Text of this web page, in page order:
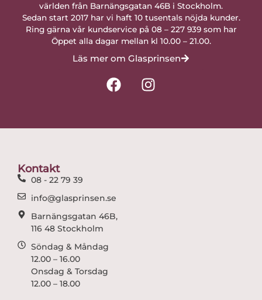
världen från Barnängsgatan 46B i Stockholm.
Sedan start 2017 har vi haft 10 tusentals nöjda kunder.
Ring gärna vår kundservice på 08 – 227 939 som har
Öppet alla dagar mellan kl 10.00 – 21.00.
Läs mer om Glasprinsen
F
a
I
n
Kontakt
08 - 22 79 39
info@glasprinsen.se
Barnängsgatan 46B,
116 48 Stockholm
Söndag & Måndag
12.00 – 16.00
Onsdag & Torsdag
12.00 – 18.00